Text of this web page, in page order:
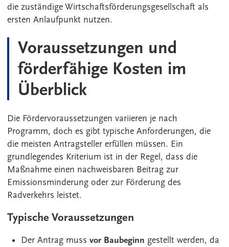
die zuständige Wirtschaftsförderungsgesellschaft als
ersten Anlaufpunkt nutzen.
Voraussetzungen und
förderfähige Kosten im
Überblick
Die Fördervoraussetzungen variieren je nach
Programm, doch es gibt typische Anforderungen, die
die meisten Antragsteller erfüllen müssen. Ein
grundlegendes Kriterium ist in der Regel, dass die
Maßnahme einen nachweisbaren Beitrag zur
Emissionsminderung oder zur Förderung des
Radverkehrs leistet.
Typische Voraussetzungen
Der Antrag muss vor Baubeginn gestellt werden, da